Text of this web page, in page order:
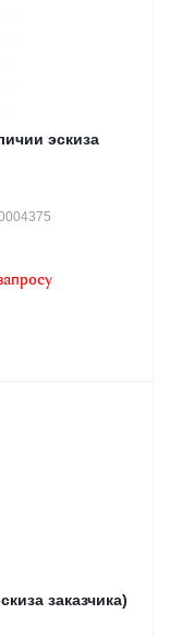
эскиза
заказчика)